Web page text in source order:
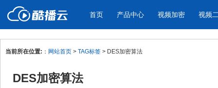
首页 产品中心
产品与新功能
视频加密 视频
应用场景
当前所在位置: ： 网站首页 > TAG标签 > DES加密算法
DES加密算法